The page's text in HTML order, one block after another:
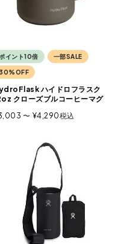
ポイント10倍 一部SALE
ハイドロフラスク
クローズブルコーヒーマグ
〜 ¥4,290税込